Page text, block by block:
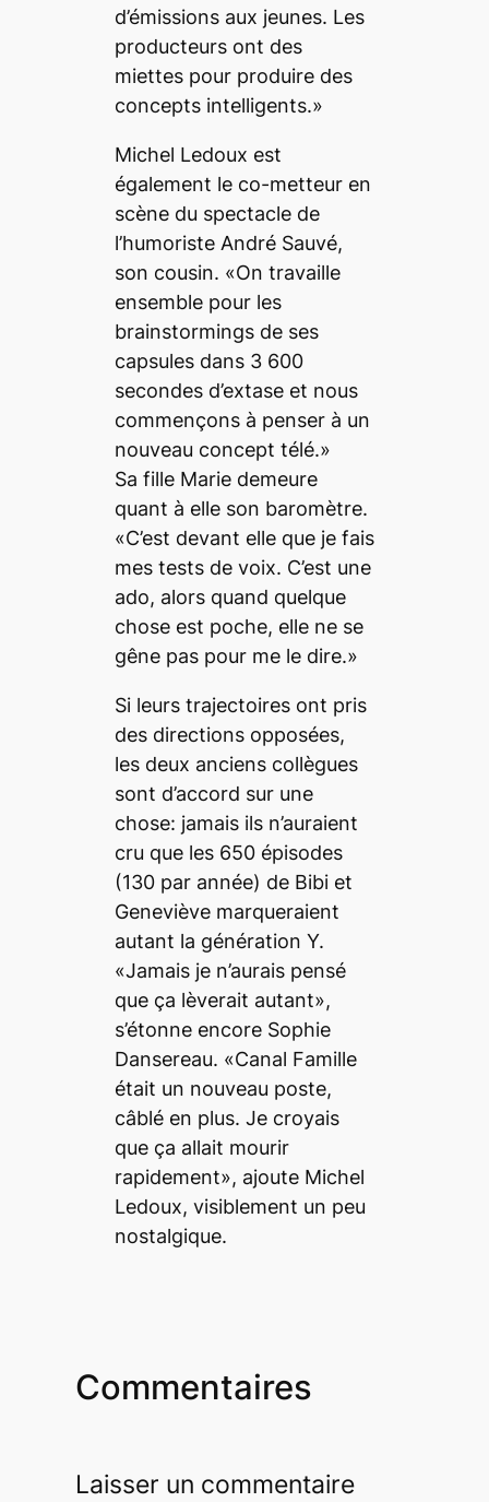
d’émissions aux jeunes. Les
producteurs ont des
miettes pour produire des
concepts intelligents.»
Michel Ledoux est
également le co-metteur en
scène du spectacle de
l’humoriste André Sauvé,
son cousin. «On travaille
ensemble pour les
brainstormings de ses
capsules dans 3 600
secondes d’extase et nous
commençons à penser à un
nouveau concept télé.»
Sa fille Marie demeure
quant à elle son baromètre.
«C’est devant elle que je fais
mes tests de voix. C’est une
ado, alors quand quelque
chose est poche, elle ne se
gêne pas pour me le dire.»
Si leurs trajectoires ont pris
des directions opposées,
les deux anciens collègues
sont d’accord sur une
chose: jamais ils n’auraient
cru que les 650 épisodes
(130 par année) de Bibi et
Geneviève marqueraient
autant la génération Y.
«Jamais je n’aurais pensé
que ça lèverait autant»,
s’étonne encore Sophie
Dansereau. «Canal Famille
était un nouveau poste,
câblé en plus. Je croyais
que ça allait mourir
rapidement», ajoute Michel
Ledoux, visiblement un peu
nostalgique.
Commentaires
Laisser un commentaire